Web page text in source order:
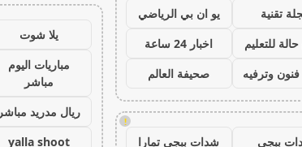
تقنية
يو ان بي الرياضي
للتعليم
اخبار 24 ساعة
وترفيه
صحيفة العالم
!
ببجي
شدات ببجي تمارا
يلا شوت
مباريات اليوم
مباشر
ريال مدريد مباشر
yalla shoot